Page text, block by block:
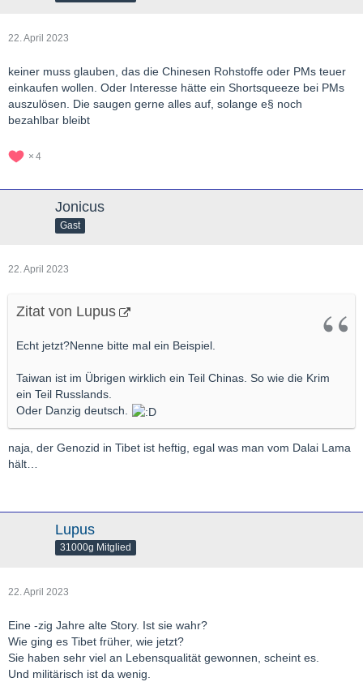
22. April 2023
keiner muss glauben, das die Chinesen Rohstoffe oder PMs teuer
einkaufen wollen. Oder Interesse hätte ein Shortsqueeze bei PMs
auszulösen. Die saugen gerne alles auf, solange e§ noch
bezahlbar bleibt
4
Jonicus
Gast
22. April 2023
Zitat von Lupus
Echt jetzt?Nenne bitte mal ein Beispiel.
Taiwan ist im Übrigen wirklich ein Teil Chinas. So wie die Krim
ein Teil Russlands.
Oder Danzig deutsch.
naja, der Genozid in Tibet ist heftig, egal was man vom Dalai Lama
hält…
Lupus
31000g Mitglied
22. April 2023
Eine -zig Jahre alte Story. Ist sie wahr?
Wie ging es Tibet früher, wie jetzt?
Sie haben sehr viel an Lebensqualität gewonnen, scheint es.
Und militärisch ist da wenig.